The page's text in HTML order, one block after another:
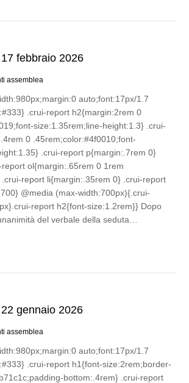
febbraio 2026
assemblea
auto;font:17px/1.7
.crui-report h2{margin:2rem 0
size:1.35rem;line-height:1.3} .crui-
0 .45rem;color:#4f0010;font-
.crui-report p{margin:.7rem 0}
report ol{margin:.65rem 0 1rem
report li{margin:.35rem 0} .crui-report
@media (max-width:700px){.crui-
report h2{font-size:1.2rem}} Dopo
del verbale della seduta…
gennaio 2026
assemblea
auto;font:17px/1.7
.crui-report h1{font-size:2rem;border-
bottom:.4rem} .crui-report